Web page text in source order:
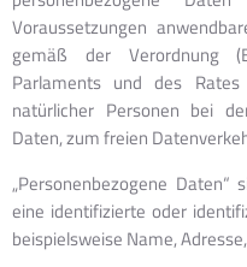
Voraussetzungen
gemäß der Verordnung
Parlaments und des
natürlicher Personen bei
Daten, zum freien
„Personenbezogene
eine identifizierte oder
beispielsweise Name,